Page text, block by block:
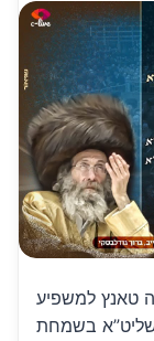
at
s
A
p
p
ai
l
טאנץ למשפיע
בשמחת